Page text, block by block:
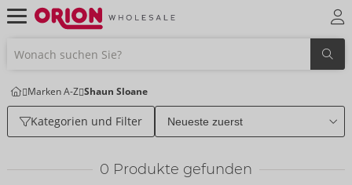
Marken A-Z Shaun Sloane
Kategorien und Filter
0 Produkte gefunden